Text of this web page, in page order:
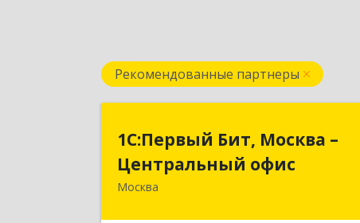
Рекомендованные партнеры
1С:Первый Бит, Москва –
Центральный офис
Москва
1С:Первый Бит, Москва –
Центральный офис
г. Москва, ул. Воронцовская, д. 35Б,